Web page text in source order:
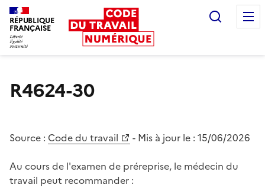
RÉPUBLIQUE
FRANÇAISE
R4624-30
Source : Code du travail - Mis à jour le : 15/06/2026
Au cours de l'examen de préreprise, le médecin du
travail peut recommander :